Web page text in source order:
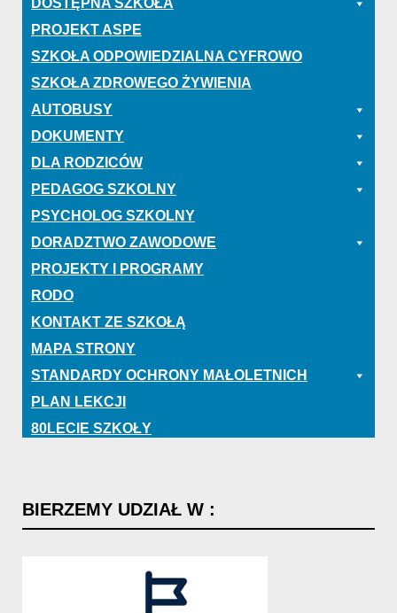
DOSTĘPNA SZKOŁA
PROJEKT ASPE
SZKOŁA ODPOWIEDZIALNA CYFROWO
SZKOŁA ZDROWEGO ŻYWIENIA
AUTOBUSY
DOKUMENTY
DLA RODZICÓW
PEDAGOG SZKOLNY
PSYCHOLOG SZKOLNY
DORADZTWO ZAWODOWE
PROJEKTY I PROGRAMY
RODO
KONTAKT ZE SZKOŁĄ
MAPA STRONY
STANDARDY OCHRONY MAŁOLETNICH
PLAN LEKCJI
80LECIE SZKOŁY
BIERZEMY UDZIAŁ W :